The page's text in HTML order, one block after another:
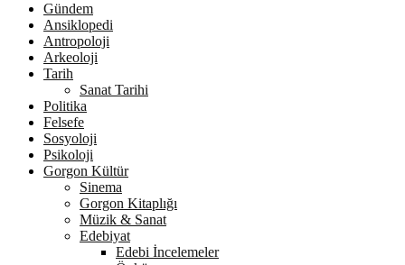
Gündem
Ansiklopedi
Antropoloji
Arkeoloji
Tarih
Sanat Tarihi
Politika
Felsefe
Sosyoloji
Psikoloji
Gorgon Kültür
Sinema
Gorgon Kitaplığı
Müzik & Sanat
Edebiyat
Edebi İncelemeler